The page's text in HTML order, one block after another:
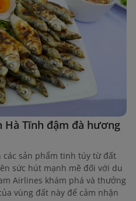
Hà Tĩnh đậm đà hương
sản phẩm tinh túy từ đất
sức hút mạnh mẽ đối với du
Airlines khám phá và thưởng
vùng đất này để cảm nhận